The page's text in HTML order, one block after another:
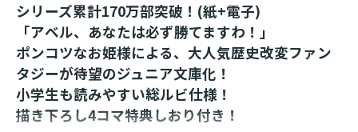
シリーズ累計170万部突破！(紙+電子)
「アベル、あなたは必ず勝てますわ！」
ポンコツなお姫様による、大人気歴史改変ファン
タジーが待望のジュニア文庫化！
小学生も読みやすい総ルビ仕様！
描き下ろし4コマ特典しおり付き！